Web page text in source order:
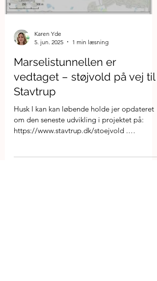
håndtering af støj og trafikale forhold i
kort berørt i gennemgangen. Vejdirektoratet
Karen Yde
5. jun. 2025
Marselistunnellen er
vedtaget – støjvold på vej til
Stavtrup